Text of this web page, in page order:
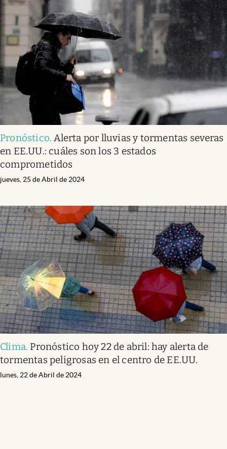
Pronóstico.Alerta por lluvias y tormentas severas
en EE.UU.: cuáles son los 3 estados
comprometidos
jueves, 25 de Abril de 2024
Clima. Pronóstico hoy 22 de abril: hay alerta de
tormentas peligrosas en el centro de EE.UU.
lunes, 22 de Abril de 2024